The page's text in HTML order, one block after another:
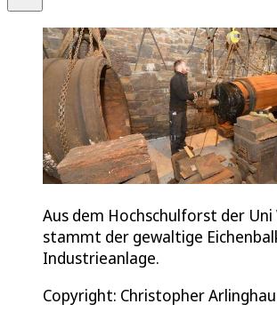
Aus dem Hochschulforst der Uni
stammt der gewaltige
Industrieanlage.
Copyright: Christopher